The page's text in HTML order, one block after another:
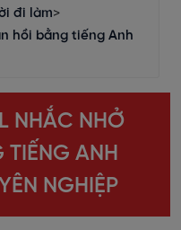
đi làm>
hồi bằng tiếng Anh
NHẮC NHỞ
TIẾNG ANH
NGHIỆP